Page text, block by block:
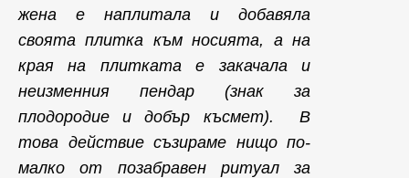
жена е наплитала и добавяла
своята плитка към носията, а на
края на плитката е закачала и
неизменния пендар (знак за
плодородие и добър късмет). В
това действие съзираме нищо по-
малко от позабравен ритуал за